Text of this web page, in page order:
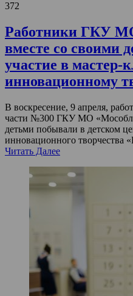
372
Работники ГКУ
вместе со своими
участие в мастер-
инновационному
В воскресение, 9 апреля,
части №300 ГКУ МО
детьми побывали в детском
инновационного творчества
Читать Далее